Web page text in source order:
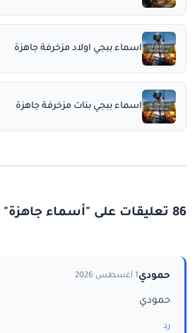
اسماء ببجي اولاد مزخرفة جاهزة
اسماء ببجي بنات مزخرفة جاهزة
86 تعليقات على "أسماء جاهزة"
حمودي1 أغسطس 2026
حمودي
رد